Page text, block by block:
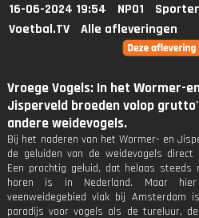
16-06-2024 19:54 NPO1
Voetbal.TV
Alle afleveringen
Vroege Vogels: In het Wormer-
Jisperveld broeden volop
andere weidevogels.
Bij het naderen van het Wormer- en
de geluiden van de weidevogels direct
Een prachtig geluid, dat helaas steeds
horen is in Nederland. Maar
veenweidegebied vlak bij Amsterdam
paradijs voor vogels als de tureluur,